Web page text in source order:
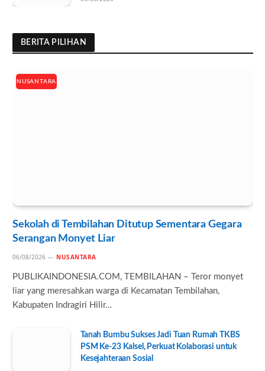
BERITA PILIHAN
NUSANTARA
Sekolah di Tembilahan Ditutup Sementara Gegara
Serangan Monyet Liar
06/08/2026 NUSANTARA
PUBLIKAINDONESIA.COM, TEMBILAHAN – Teror monyet
liar yang meresahkan warga di Kecamatan Tembilahan,
Kabupaten Indragiri Hilir…
Tanah Bumbu Sukses Jadi Tuan Rumah TKBS
PSM Ke-23 Kalsel, Perkuat Kolaborasi untuk
Kesejahteraan Sosial